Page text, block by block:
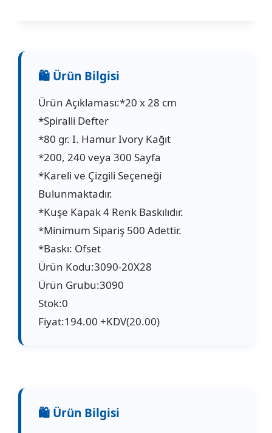
Ürün Açıklaması:*20 x 28 cm
*Spiralli Defter
*80 gr. I. Hamur Ivory Kağıt
*200, 240 veya 300 Sayfa
*Kareli ve Çizgili Seçeneği
Bulunmaktadır.
*Kuşe Kapak 4 Renk Baskılıdır.
*Minimum Sipariş 500 Adettir.
*Baskı: Ofset
Ürün Kodu:3090-20X28
Ürün Grubu:3090
Stok:0
Fiyat:194.00 +KDV(20.00)